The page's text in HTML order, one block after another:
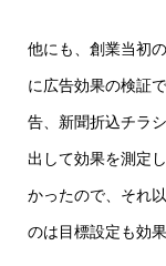
他にも、創業当初
に広告効果の検証
告、新聞折込チラ
出して効果を測定
かったので、それ
のは目標設定も効